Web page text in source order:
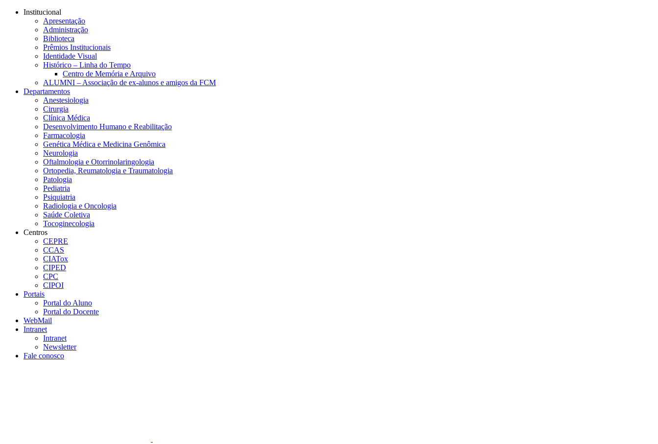
Conteúdo principal
Institucional
Apresentação
Administração
Biblioteca
Prêmios Institucionais
Identidade Visual
Histórico – Linha do Tempo
Centro de Memória e Arquivo
ALUMNI – Associação de ex-alunos e amigos da FCM
Departamentos
Anestesiologia
Cirurgia
Clínica Médica
Desenvolvimento Humano e Reabilitação
Farmacologia
Genética Médica e Medicina Genômica
Neurologia
Oftalmologia e Otorrinolaringologia
Ortopedia, Reumatologia e Traumatologia
Patologia
Pediatria
Psiquiatria
Radiologia e Oncologia
Saúde Coletiva
Tocoginecologia
Centros
CEPRE
CCAS
CIATox
CIPED
CPC
CIPOI
Portais
Portal do Aluno
Portal do Docente
WebMail
Intranet
Intranet
Newsletter
Fale conosco